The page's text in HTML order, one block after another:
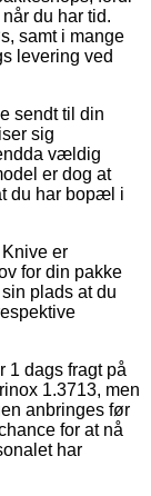
du har tid.
samt i mange
levering ved
sendt til din
sig
vældig
er dog at
du har bopæl i
er
for din pakke
plads at du
1 dags fragt på
1.3713, men
anbringes før
for at nå
har